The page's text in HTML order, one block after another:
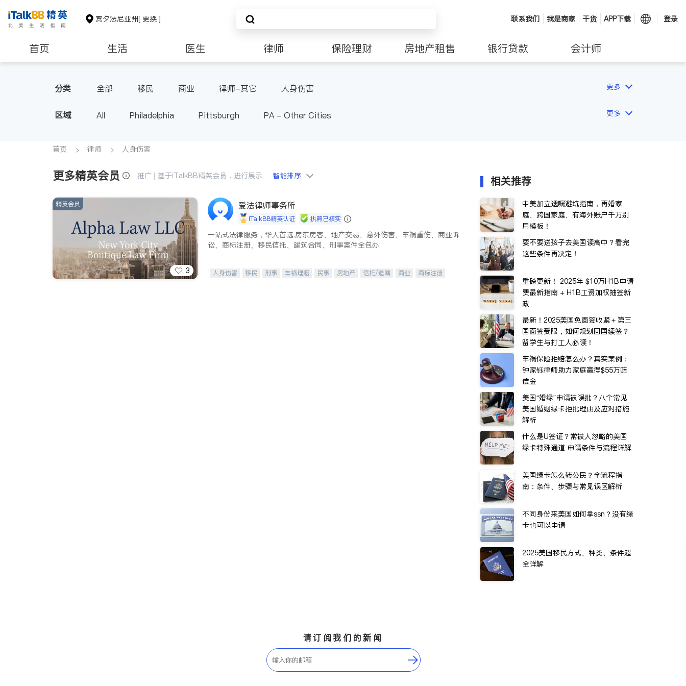
宾夕法尼亚州[ 更换 ] 联系我们 我是商家 干货 APP下载 登录
首页 生活 医生 律师 保险理财 房地产租售 银行贷款 会计师
分类 全部 移民 商业 律师-其它 人身伤害 更多
区域 All Philadelphia Pittsburgh PA - Other Cities 更多
首页 律师 人身伤害
更多精英会员 推广 | 基于iTalkBB精英会员，进行展示 智能排序
3
精英会员 爱法律师事务所
iTalkBB精英认证 执照已核实
一站式法律服务，华人首选.房东房客、地产交易、意外伤害、车祸重伤、商业诉
讼、商标注册、移民信托、建筑合同、刑事案件全包办
人身伤害 移民 刑事 车祸理赔 民事 房地产 信托/遗嘱 商业
商标注册
相关推荐
中美加立遗嘱避坑指南，再婚家
庭、跨国家庭、有海外账户千万别
用模板！
要不要送孩子去美国读高中？看完
这些条件再决定！
重磅更新！ 2025年 $10万H1B申请
费最新指南 + H1B工资加权抽签新
政
最新！2025美国免面签收紧＋第三
国面签受限，如何规划回国续签？
留学生与打工人必读！
车祸保险拒赔怎么办？真实案例：
钟家钰律师助力家庭赢得$55万赔
偿金
美国“婚绿”申请被误批？八个常见
美国婚姻绿卡拒批理由及应对措施
解析
什么是U签证？常被人忽略的美国
绿卡特殊通道 申请条件与流程详解
美国绿卡怎么转公民？全流程指
南：条件、步骤与常见误区解析
不同身份来美国如何拿ssn？没有绿
卡也可以申请
2025美国移民方式、种类、条件超
全详解
请订阅我们的新闻